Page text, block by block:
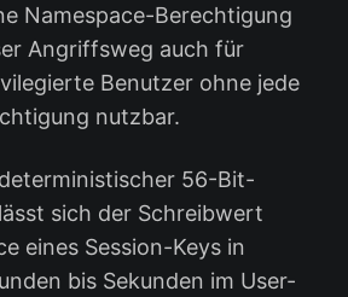
Namespace-Berechtigung
Angriffsweg auch für
Benutzer ohne jede
nutzbar.
56-Bit-
sich der Schreibwert
eines Session-Keys in
bis Sekunden im User-